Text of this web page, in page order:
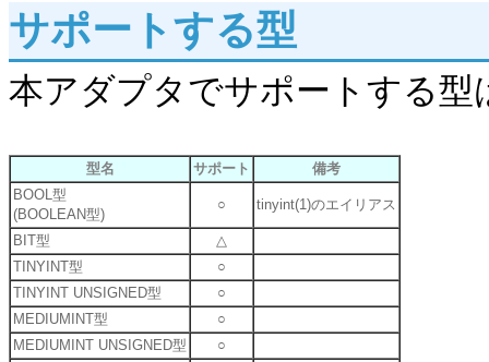
サポートする型
本アダプタでサポートする型
型名 サポート
備考
BOOL型
(BOOLEAN型)
○ tinyint(1)のエイリアス
BIT型
△
TINYINT型
○
TINYINT UNSIGNED型
○
MEDIUMINT型
○
MEDIUMINT UNSIGNED型
○